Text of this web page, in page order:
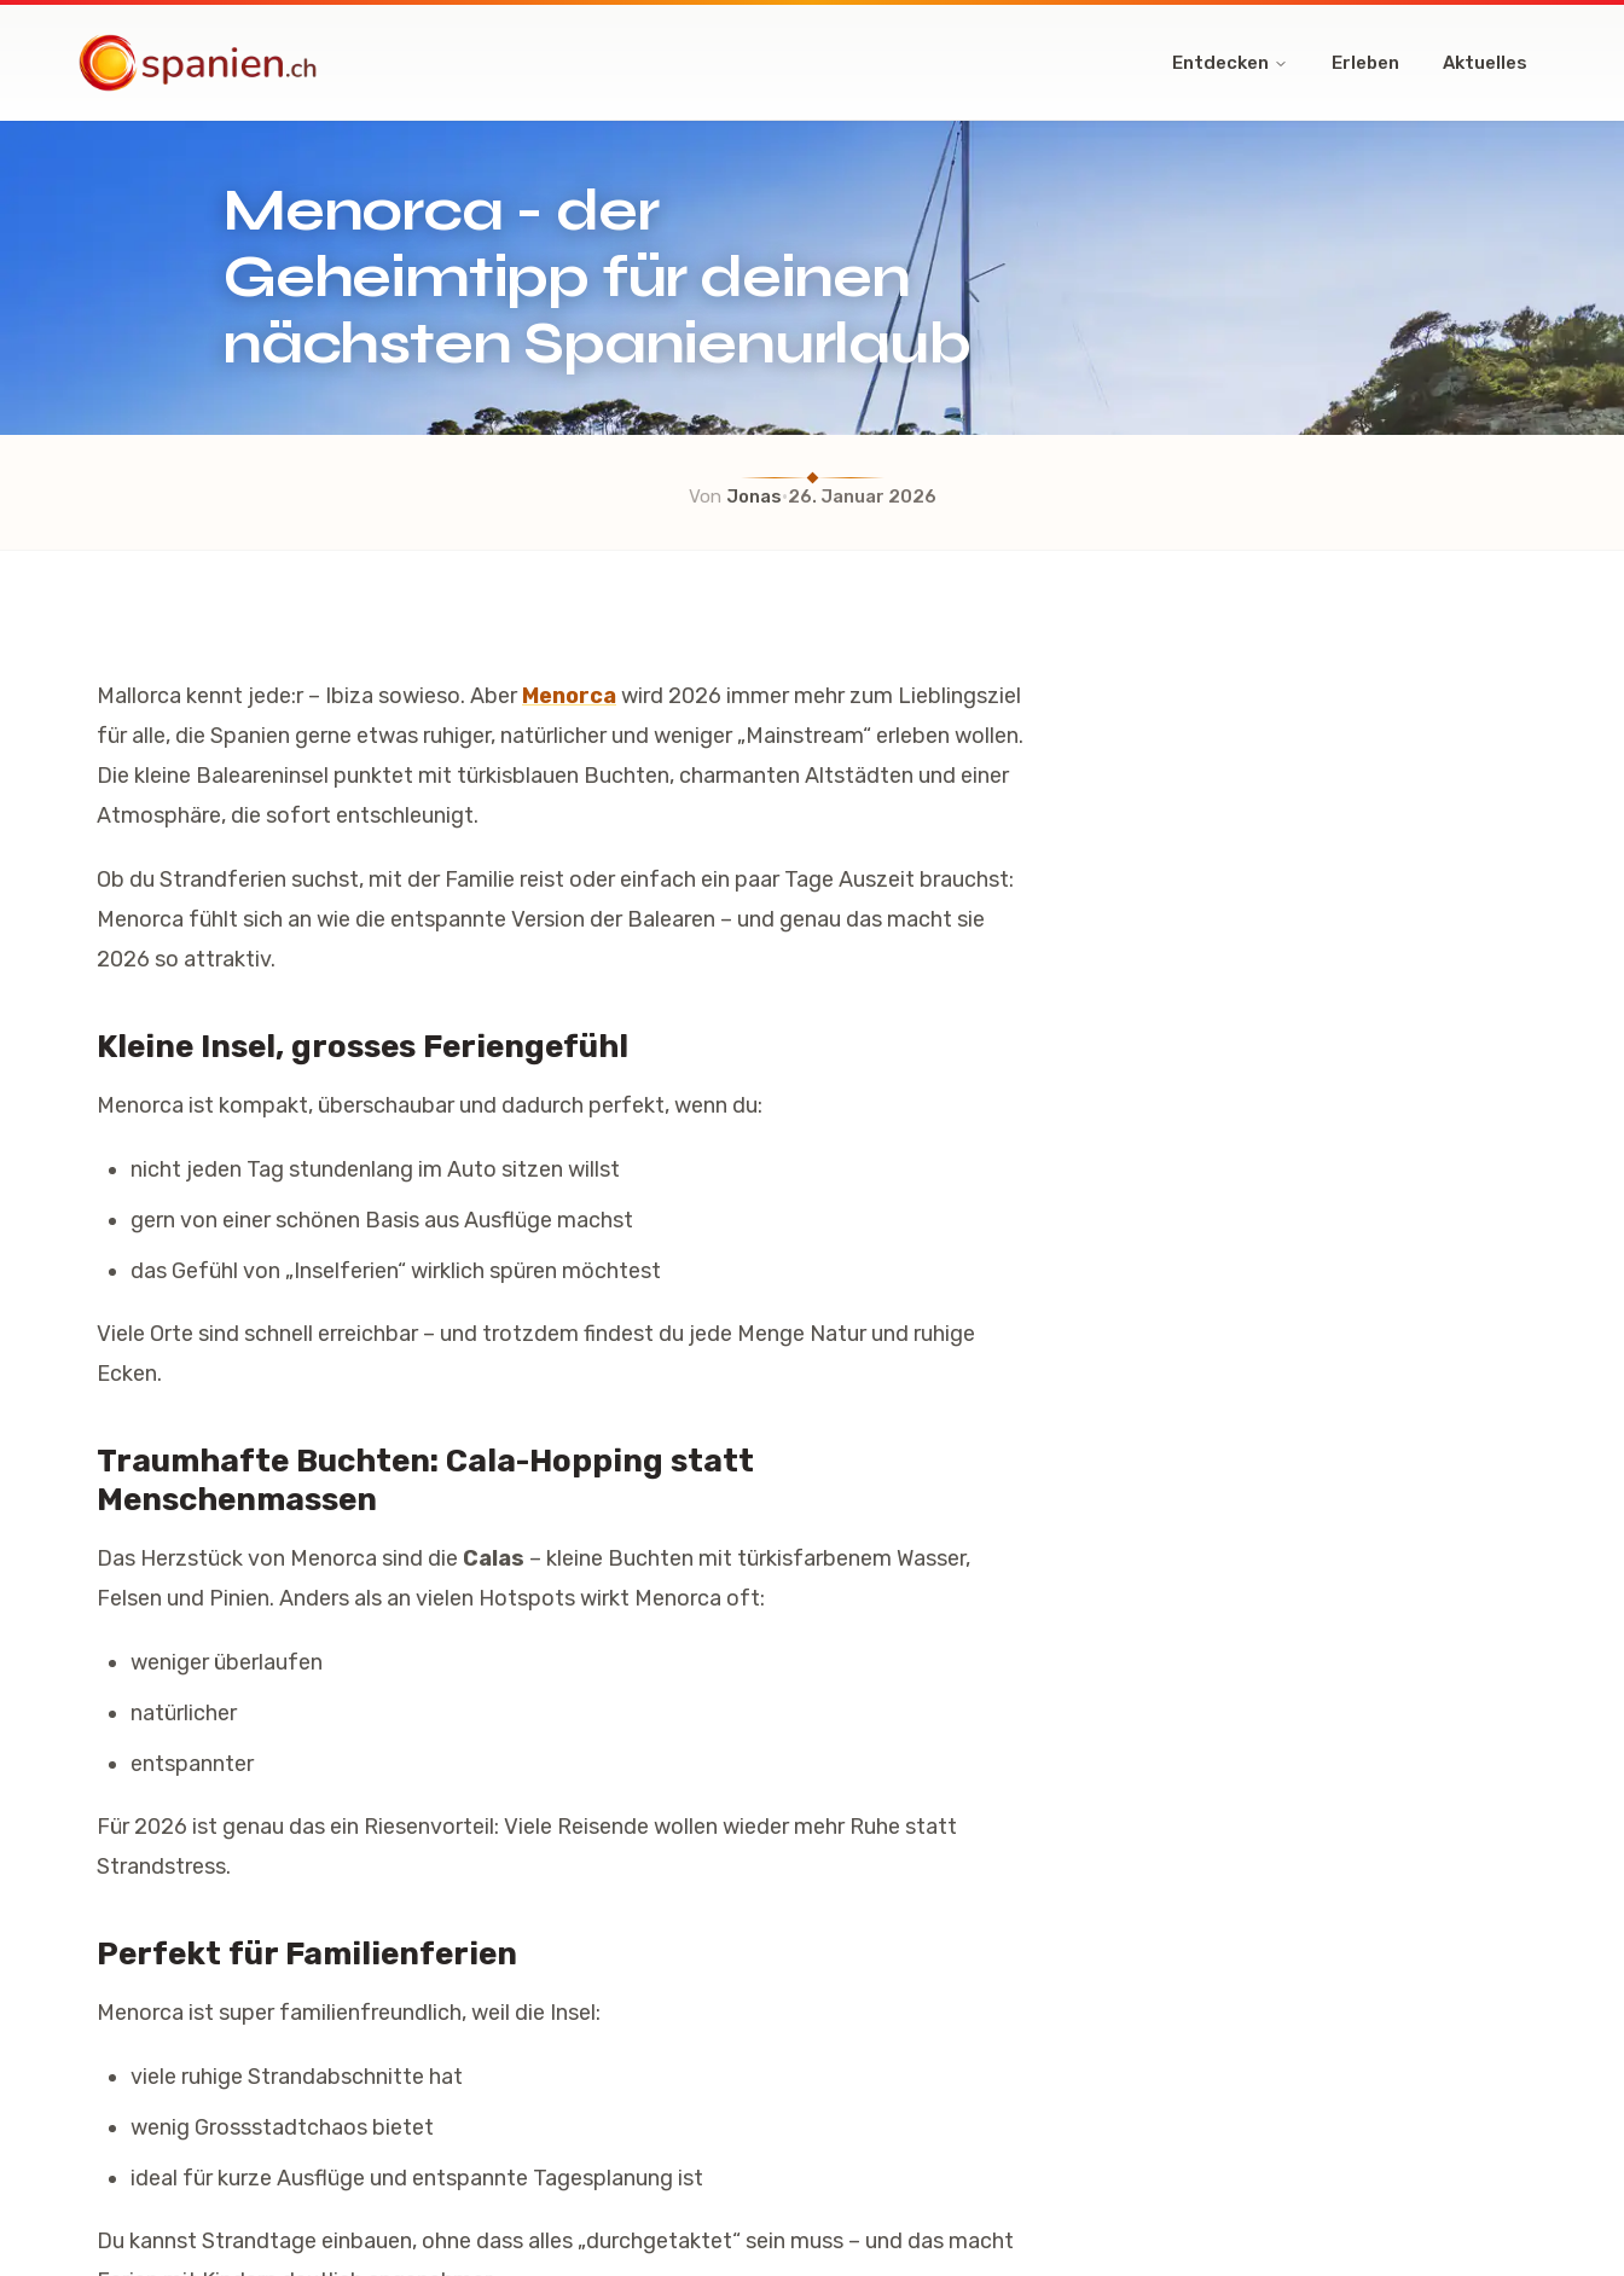
spanien.ch
Entdecken Erleben Aktuelles
Menorca - der
Geheimtipp für deinen
nächsten Spanienurlaub
Von Jonas·26. Januar 2026
Mallorca kennt jede:r – Ibiza sowieso. AberMenorcawird 2026 immer mehr zum Lieblingsziel
für alle, die Spanien gerne etwas ruhiger, natürlicher und weniger „Mainstream“ erleben wollen.
Die kleine Baleareninsel punktet mit türkisblauen Buchten, charmanten Altstädten und einer
Atmosphäre, die sofort entschleunigt.
Ob du Strandferien suchst, mit der Familie reist oder einfach ein paar Tage Auszeit brauchst:
Menorca fühlt sich an wie die entspannte Version der Balearen – und genau das macht sie
2026 so attraktiv.
Kleine Insel, grosses Feriengefühl
Menorca ist kompakt, überschaubar und dadurch perfekt, wenn du:
nicht jeden Tag stundenlang im Auto sitzen willst
gern von einer schönen Basis aus Ausflüge machst
das Gefühl von „Inselferien“ wirklich spüren möchtest
Viele Orte sind schnell erreichbar – und trotzdem findest du jede Menge Natur und ruhige
Ecken.
Traumhafte Buchten: Cala-Hopping statt
Menschenmassen
Das Herzstück von Menorca sind die Calas – kleine Buchten mit türkisfarbenem Wasser,
Felsen und Pinien. Anders als an vielen Hotspots wirkt Menorca oft:
weniger überlaufen
natürlicher
entspannter
Für 2026 ist genau das ein Riesenvorteil: Viele Reisende wollen wieder mehr Ruhe statt
Strandstress.
Perfekt für Familienferien
Menorca ist super familienfreundlich, weil die Insel:
viele ruhige Strandabschnitte hat
wenig Grossstadtchaos bietet
ideal für kurze Ausflüge und entspannte Tagesplanung ist
Du kannst Strandtage einbauen, ohne dass alles „durchgetaktet“ sein muss – und das macht